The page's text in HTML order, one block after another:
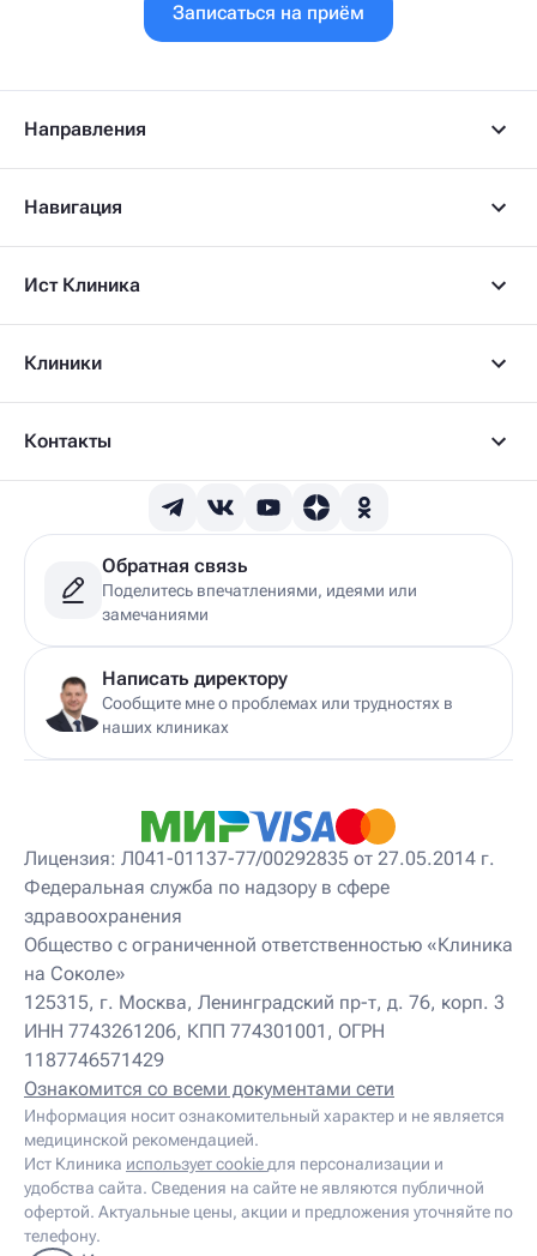
Записаться на приём
Направления
Навигация
Ист Клиника
Клиники
Контакты
Обратная связь
Поделитесь впечатлениями, идеями или
замечаниями
Написать директору
Сообщите мне о проблемах или трудностях в
наших клиниках
Лицензия: Л041-01137-77/00292835 от 27.05.2014 г.
Федеральная служба по надзору в сфере
здравоохранения
Общество с ограниченной ответственностью «Клиника
на Соколе»
125315, г. Москва, Ленинградский пр-т, д. 76, корп. 3
ИНН 7743261206, КПП 774301001, ОГРН
1187746571429
Ознакомится со всеми документами сети
Информация носит ознакомительный характер и не является
медицинской рекомендацией.
Ист Клиника использует cookie для персонализации и
удобства сайта. Сведения на сайте не являются публичной
офертой. Актуальные цены, акции и предложения уточняйте по
телефону.